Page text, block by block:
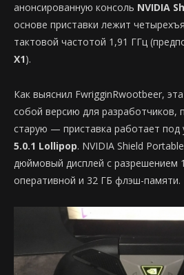
анонсированную консоль NVIDIA
основе приставки лежит
тактовой частотой 1,91 ГГц
X1).
Как выяснил FwrigginRwootbeer,
собой версию для разработчиков,
старую — приставка работает под
5.0.1 Lollipop. NVIDIA Shield
дюймовый дисплей с разрешением
оперативной и 32 ГБ флэш-памяти.